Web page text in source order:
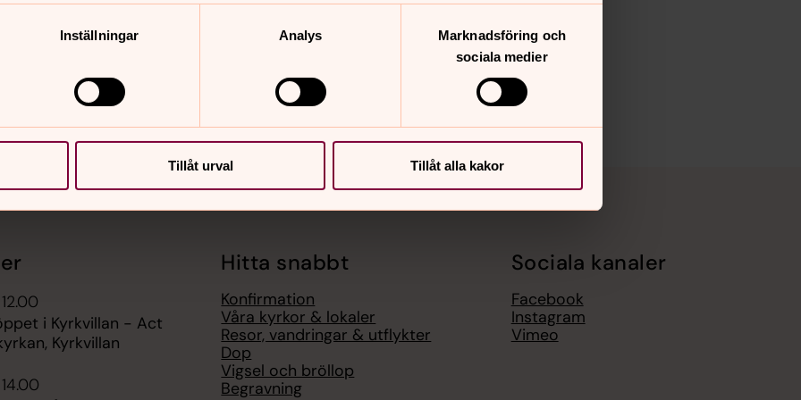
Inställningar Analys
Marknadsföring och
sociala medier
Tillåt urval Tillåt alla kakor
i Kyrkvillan - Act
Kyrkvillan
Hitta snabbt
Konfirmation
Våra kyrkor & lokaler
Resor, vandringar & utflykter
Dop
Vigsel och bröllop
Begravning
Sociala kanaler
Facebook
Instagram
Vimeo